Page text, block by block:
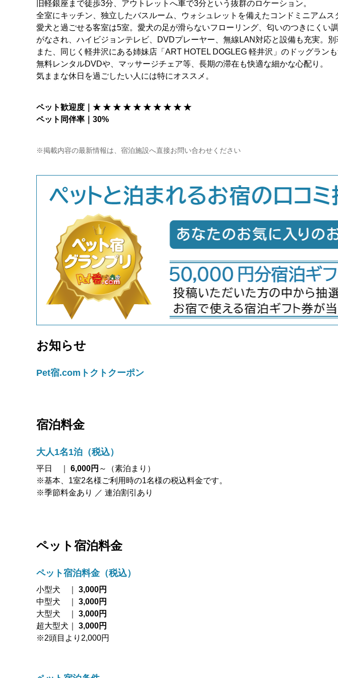
旧軽銀座まで徒歩3分、アウトレットへ車で3分という抜群のロケーション。
全室にキッチン、独立したバスルーム、ウォシュレットを備えたコンドミニアムス
愛犬と過ごせる客室は5室。愛犬の足が滑らないフローリング、匂いのつきにくい
がなされ、ハイビジョンテレビ、DVDプレーヤー、無線LAN対応と設備も充実。別
また、同じく軽井沢にある姉妹店「ART HOTEL DOGLEG 軽井沢」のドッグランも
無料レンタルDVDや、マッサージチェア等、長期の滞在も快適な細かな心配り。
気ままな休日を過ごしたい人には特にオススメ。
ペット歓迎度｜★ ★ ★ ★ ★ ★ ★ ★ ★ ★
ペット同伴率｜30%
※掲載内容の最新情報は、宿泊施設へ直接お問い合わせください
お知らせ
Pet宿.comトクトクーポン
宿泊料金
大人1名1泊（税込）
平日 ｜ ​ 6,000円 ～（素泊まり）
※基本、1室2名様ご利用時の1名様の税込料金です。
※季節料金あり ／ 連泊割引あり
ペット宿泊料金
ペット宿泊料金（税込）
小型犬 ｜
3,000円
中型犬 ｜ 3,000円
大型犬 ｜ 3,000円
超大型犬｜ 3,000円
※2頭目より2,000円